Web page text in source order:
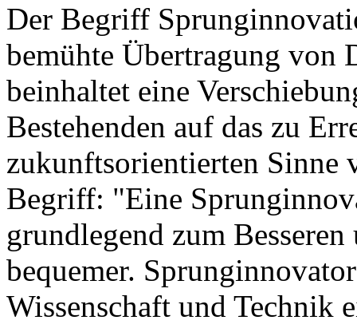
Der Begriff
bemühte Übertragung von
beinhaltet eine
Bestehenden auf das zu
zukunftsorientierten Sinne
Begriff: "Eine
grundlegend zum
bequemer.
Wissenschaft und Technik